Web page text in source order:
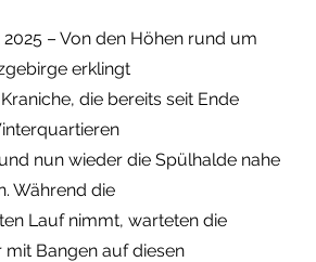
2025 – Von den Höhen rund um
erklingt
die bereits seit Ende
nun wieder die Spülhalde nahe
Während die
Lauf nimmt, warteten die
Bangen auf diesen